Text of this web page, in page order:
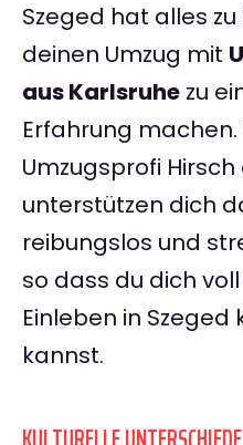
Szeged hat alles
deinen Umzug mit
aus Karlsruhe zu
Erfahrung machen.
Umzugsprofi
unterstützen dich
reibungslos und
so dass du dich
Einleben in Szeged
kannst.